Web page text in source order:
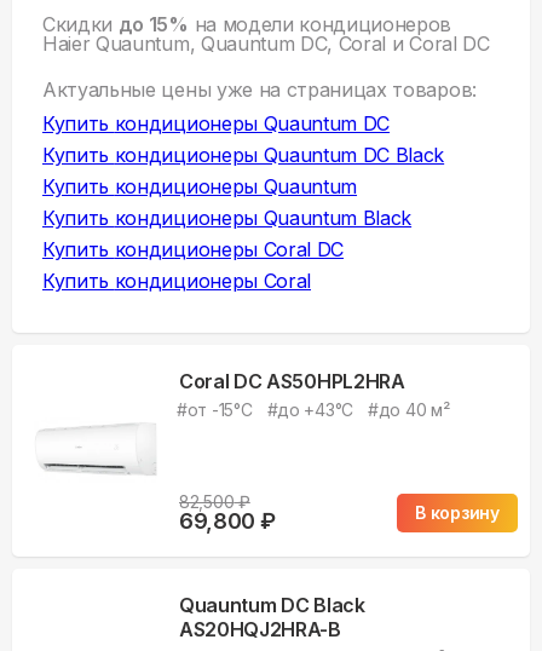
Скидки до 15% на модели кондиционеров
Haier Quauntum, Quauntum DC, Coral и Coral DC
Актуальные цены уже на страницах товаров:
Купить кондиционеры Quauntum DC
Купить кондиционеры Quauntum DC Black
Купить кондиционеры Quauntum
Купить кондиционеры Quauntum Black
Купить кондиционеры Coral DC
Купить кондиционеры Coral
Coral DC AS50HPL2HRA
#от -15°С #до +43°С #до 40 м²
82,500₽
69,800 ₽ В корзину
Quauntum DC Black
AS20HQJ2HRA-B